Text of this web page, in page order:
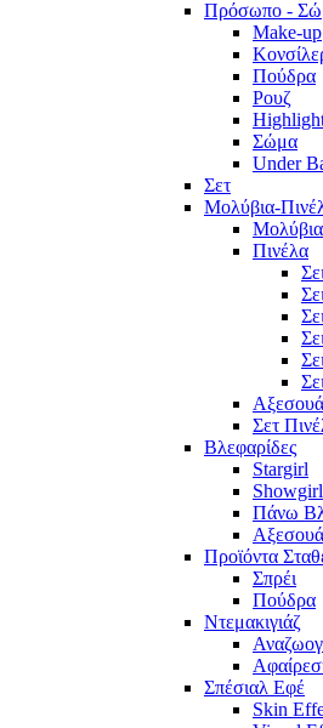
Πρόσωπο -
Make-up
Πούδρα
Ρουζ
Σώμα
Under
Σετ
Μολύβια-
Μολύβια
Πινέλα
Σετ
Βλεφαρίδες
Stargirl
Showgirl
Πάνω
Προϊόντα
Σπρέι
Πούδρα
Ντεμακιγιάζ
Σπέσιαλ Εφέ
Skin